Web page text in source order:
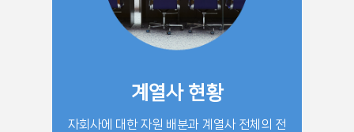
계열사 현황
자회사에 대한 자원 배분과 계열사 전체의 전